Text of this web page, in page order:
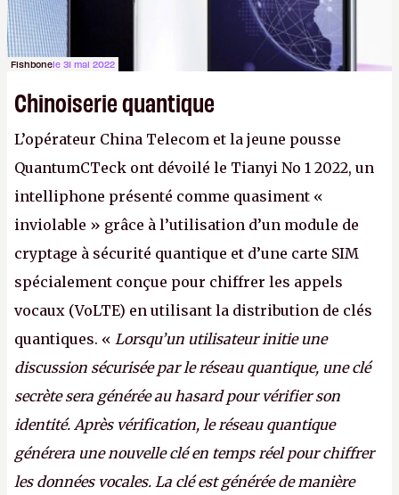
Fishbonele 31 mai 2022
Chinoiserie quantique
L’opérateur China Telecom et la jeune pousse
QuantumCTeck ont dévoilé le Tianyi No 1 2022, un
intelliphone présenté comme quasiment «
inviolable » grâce à l’utilisation d’un module de
cryptage à sécurité quantique et d’une carte SIM
spécialement conçue pour chiffrer les appels
vocaux (VoLTE) en utilisant la distribution de clés
quantiques. « Lorsqu’un utilisateur initie une
discussion sécurisée par le réseau quantique, une clé
secrète sera générée au hasard pour vérifier son
identité. Après vérification, le réseau quantique
générera une nouvelle clé en temps réel pour chiffrer
les données vocales. La clé est générée de manière